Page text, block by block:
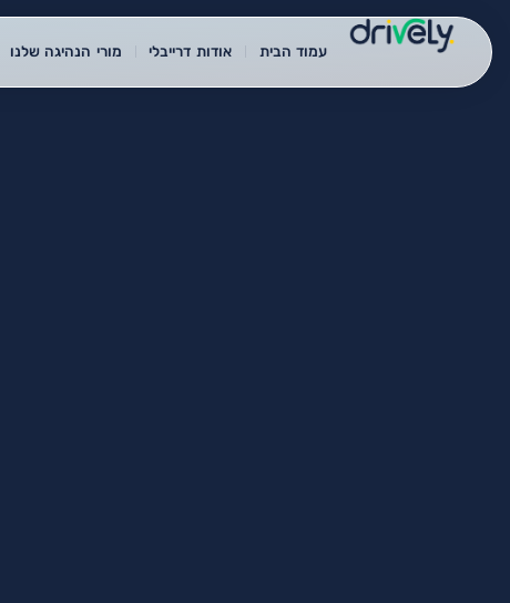
עמוד הבית אודות דרייבלי מורי הנהיגה שלנו